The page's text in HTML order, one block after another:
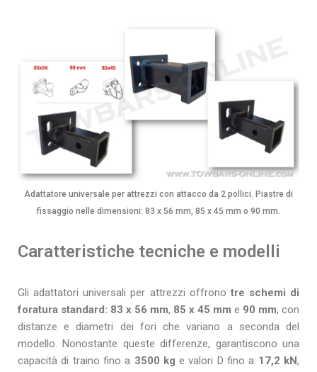
Adattatore universale per attrezzi con attacco da 2 pollici. Piastre di
fissaggio nelle dimensioni: 83 x 56 mm, 85 x 45 mm o 90 mm.
Caratteristiche tecniche e modelli
Gli adattatori universali per attrezzi offrono tre schemi di
foratura standard: 83 x 56 mm, 85 x 45 mm e 90 mm, con
distanze e diametri dei fori che variano a seconda del
modello. Nonostante queste differenze, garantiscono una
capacità di traino fino a 3500 kg e valori D fino a 17,2 kN,